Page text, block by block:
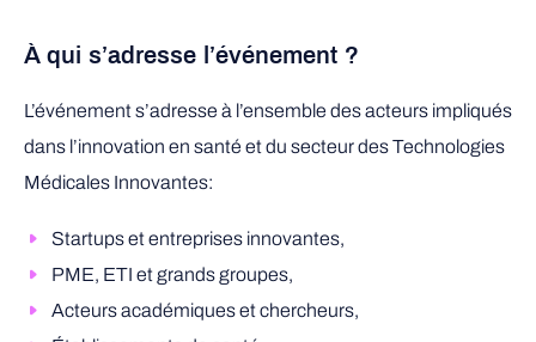
À qui s’adresse l’événement ?
L’événement s’adresse à l’ensemble des acteurs impliqués
dans l’innovation en santé et du secteur des Technologies
Médicales Innovantes:
Startups et entreprises innovantes,
PME, ETI et grands groupes,
Acteurs académiques et chercheurs,